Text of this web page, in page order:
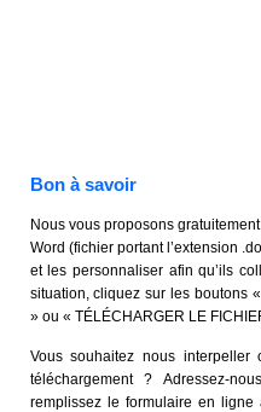
Bon à savoir
Nous vous proposons
Word (fichier portant l’extension
et les personnaliser afin qu’ils
situation, cliquez sur les boutons
» ou « TÉLÉCHARGER LE
Vous souhaitez nous
téléchargement ? Adressez-
remplissez le formulaire en